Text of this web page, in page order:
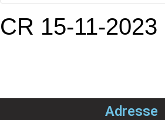
CR 15-11-2023
Adresse